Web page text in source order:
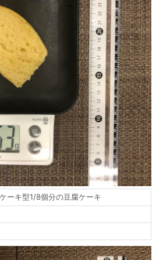
ーキ型1/8個分の豆腐ケーキ